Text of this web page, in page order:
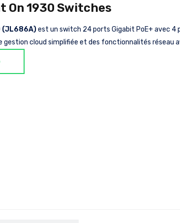
On 1930 Switches
(JL686A)est un switch 24 ports Gigabit PoE+ avec 4
gestion cloud simplifiée et des fonctionnalités réseau